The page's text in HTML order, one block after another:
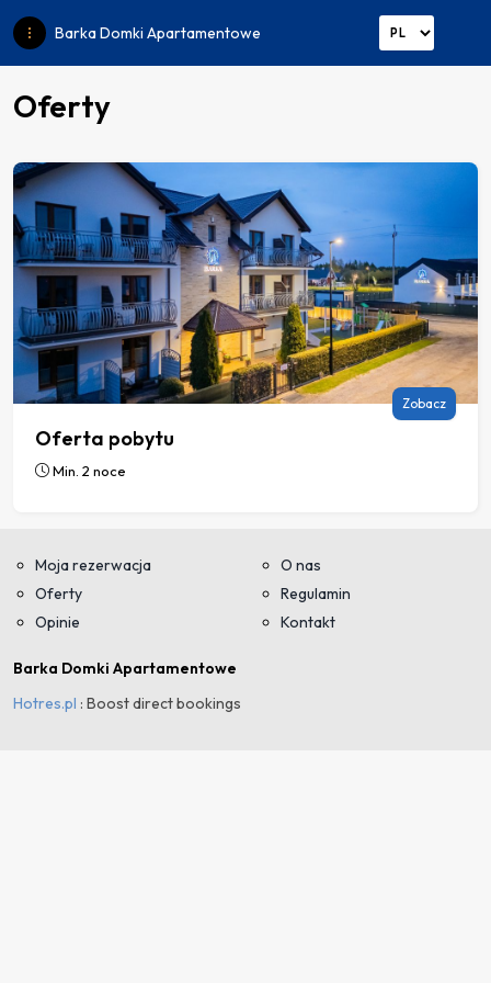
Barka Domki Apartamentowe
Oferty
Oferta pobytu
Min. 2 noce
Zobacz
Moja rezerwacja
Oferty
Opinie
O nas
Regulamin
Kontakt
Barka Domki Apartamentowe
Hotres.pl : Boost direct bookings